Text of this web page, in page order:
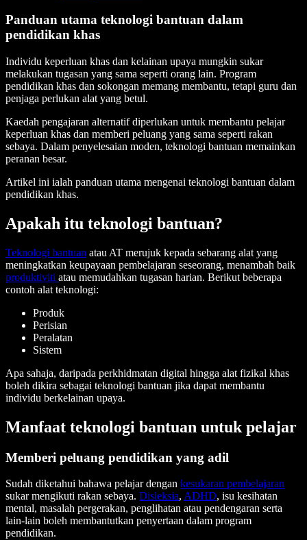
Panduan utama teknologi bantuan dalam
pendidikan khas
Individu keperluan khas dan kelainan upaya mungkin sukar
melakukan tugasan yang sama seperti orang lain. Program
pendidikan khas dan sokongan memang membantu, tetapi guru dan
penjaga perlukan alat yang betul.
Kaedah pengajaran alternatif diperlukan untuk membantu pelajar
keperluan khas dan memberi peluang yang sama seperti rakan
sebaya. Dalam penyelesaian moden, teknologi bantuan memainkan
peranan besar.
Artikel ini ialah panduan utama mengenai teknologi bantuan dalam
pendidikan khas.
Apakah itu teknologi bantuan?
Teknologi bantuan atau AT merujuk kepada sebarang alat yang
meningkatkan keupayaan pembelajaran seseorang, menambah baik
produktiviti atau memudahkan tugasan harian. Berikut beberapa
contoh alat teknologi:
Produk
Perisian
Peralatan
Sistem
Apa sahaja, daripada perkhidmatan digital hingga alat fizikal khas
boleh dikira sebagai teknologi bantuan jika dapat membantu
individu berkelainan upaya.
Manfaat teknologi bantuan untuk pelajar
Memberi peluang pendidikan yang adil
Sudah diketahui bahawa pelajar dengan kesukaran pembelajaran
sukar mengikuti rakan sebaya. Disleksia, ADHD, isu kesihatan
mental, masalah pergerakan, penglihatan atau pendengaran serta
lain-lain boleh membantutkan penyertaan dalam program
pendidikan.